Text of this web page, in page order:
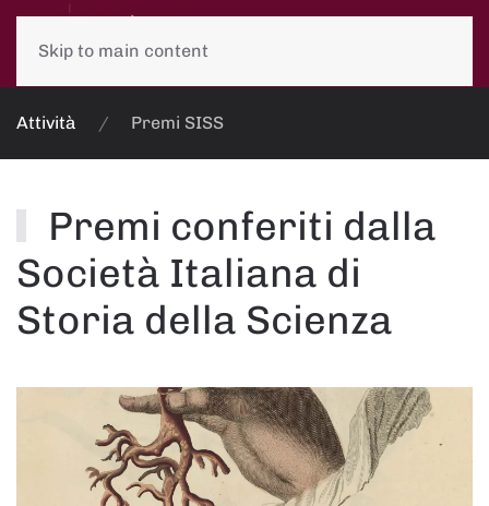
Skip to main content
Attività Premi SISS
Premi conferiti dalla
Società Italiana di
Storia della Scienza